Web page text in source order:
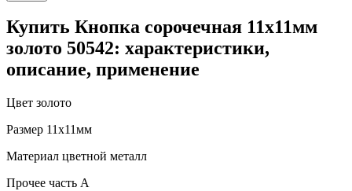
Купить Кнопка сорочечная 11х11мм
золото 50542: характеристики,
описание, применение
Цвет золото
Размер 11х11мм
Материал цветной металл
Прочее часть A